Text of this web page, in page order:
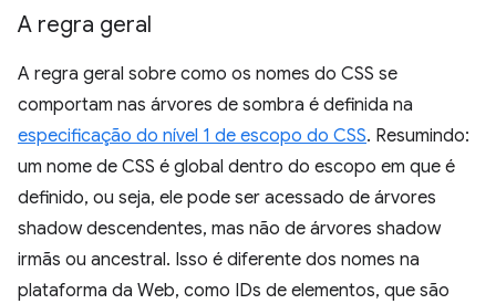
A regra geral
A regra geral sobre como os nomes do CSS se
comportam nas árvores de sombra é definida na
especificação do nível 1 de escopo do CSS. Resumindo:
um nome de CSS é global dentro do escopo em que é
definido, ou seja, ele pode ser acessado de árvores
shadow descendentes, mas não de árvores shadow
irmãs ou ancestral. Isso é diferente dos nomes na
plataforma da Web, como IDs de elementos, que são